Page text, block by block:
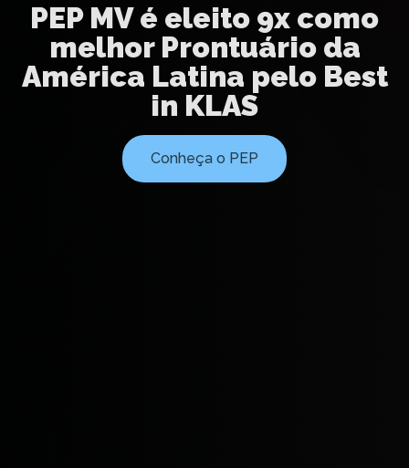
PEP MV é eleito 9x como
melhor Prontuário da
América Latina pelo Best
in KLAS
Conheça o PEP